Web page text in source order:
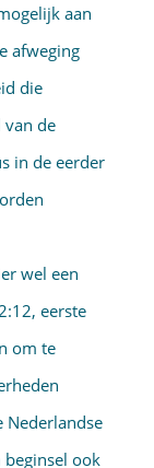
aan
afweging
die
de
in de eerder
wel een
eerste
om te
Nederlandse
beginsel ook